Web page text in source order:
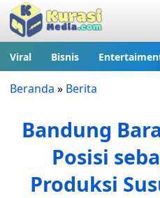
Viral Bisnis
Beranda » Berita
Bandung
Posisi
Produksi